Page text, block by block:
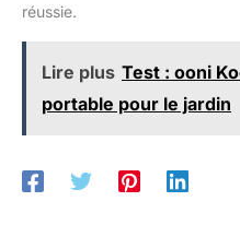
réussie.
Lire plus Test : ooni
portable pour le jardin